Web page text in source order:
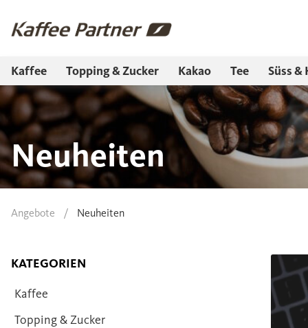
Kaffee Topping & Zucker Kakao Tee Süss
Neuheiten
Angebote / Neuheiten
KATEGORIEN
Kaffee
Topping & Zucker